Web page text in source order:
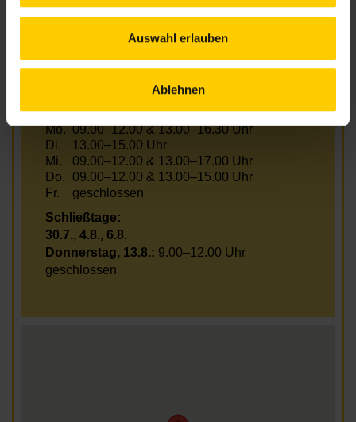
Auswahl erlauben
Ablehnen
57A – Sonnenuhrgasse
Öffnungszeiten
Mo. 09.00–12.00 & 13.00–16.30 Uhr
Di.
13.00–15.00 Uhr
Mi.
09.00–12.00 & 13.00–17.00 Uhr
Do.
09.00–12.00 & 13.00–15.00 Uhr
Fr.
geschlossen
Schließtage:
30.7., 4.8., 6.8.
Donnerstag, 13.8.: 9.00–12.00 Uhr
geschlossen